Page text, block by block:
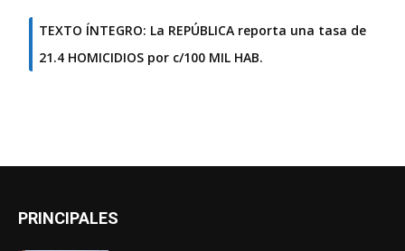
TEXTO ÍNTEGRO: La REPÚBLICA reporta una tasa de
21.4 HOMICIDIOS por c/100 MIL HAB.
PRINCIPALES